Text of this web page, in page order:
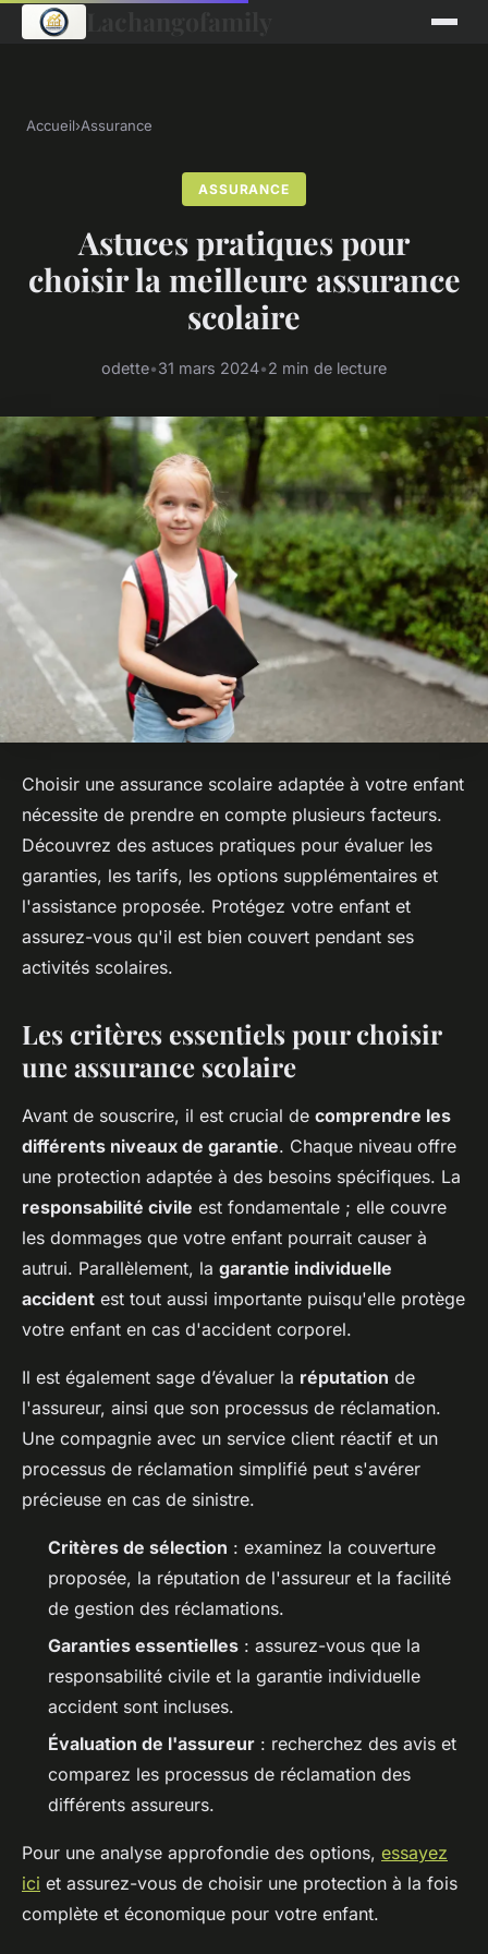
Accueil›Assurance
ASSURANCE
Astuces pratiques pour
choisir la meilleure assurance
scolaire
odette•31 mars 2024•2 min de lecture
Choisir une assurance scolaire adaptée à votre enfant
nécessite de prendre en compte plusieurs facteurs.
Découvrez des astuces pratiques pour évaluer les
garanties, les tarifs, les options supplémentaires et
l'assistance proposée. Protégez votre enfant et
assurez-vous qu'il est bien couvert pendant ses
activités scolaires.
Les critères essentiels pour choisir
une assurance scolaire
Avant de souscrire, il est crucial de comprendre les
différents niveaux de garantie. Chaque niveau offre
une protection adaptée à des besoins spécifiques. La
responsabilité civile est fondamentale ; elle couvre
les dommages que votre enfant pourrait causer à
autrui. Parallèlement, la garantie individuelle
accident est tout aussi importante puisqu'elle protège
votre enfant en cas d'accident corporel.
Il est également sage d’évaluer la réputation de
l'assureur, ainsi que son processus de réclamation.
Une compagnie avec un service client réactif et un
processus de réclamation simplifié peut s'avérer
précieuse en cas de sinistre.
Critères de sélection : examinez la couverture
proposée, la réputation de l'assureur et la facilité
de gestion des réclamations.
Garanties essentielles : assurez-vous que la
responsabilité civile et la garantie individuelle
accident sont incluses.
Évaluation de l'assureur : recherchez des avis et
comparez les processus de réclamation des
différents assureurs.
Pour une analyse approfondie des options, essayez
ici et assurez-vous de choisir une protection à la fois
complète et économique pour votre enfant.